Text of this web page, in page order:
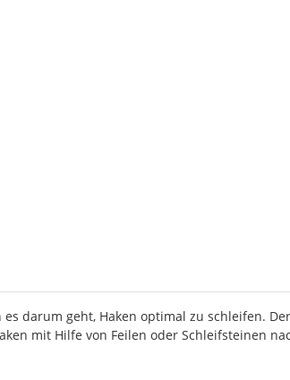
darum geht, Haken optimal zu schleifen.
mit Hilfe von Feilen oder Schleifsteinen